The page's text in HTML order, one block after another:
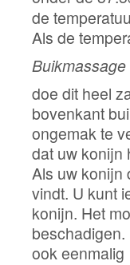
de
Als de
Buikmassage
doe dit heel
bovenkant
ongemak te
dat uw konijn
Als uw konijn
vindt. U kunt
konijn. Het
ook eenmalig